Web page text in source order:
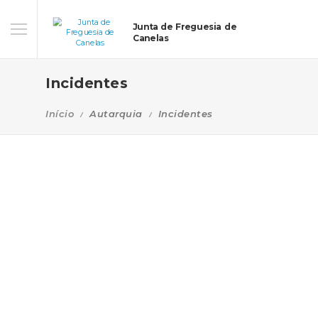
Junta de Freguesia de
Canelas
Incidentes
Início Autarquia Incidentes